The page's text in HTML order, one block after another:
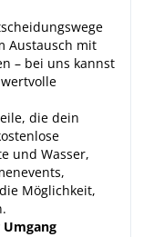
Austausch mit
– bei uns kannst
die dein
und Wasser,
Möglichkeit,